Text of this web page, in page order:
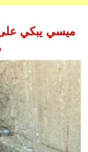
ميسي يبكي